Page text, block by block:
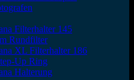
Filterhalter 145
Rundfilter
XL Filterhalter 186
Up Ring
Halterung